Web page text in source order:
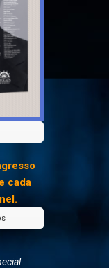
cada